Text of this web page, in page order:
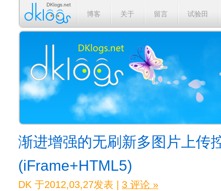
博客 关于 留言 试验田
渐进增强的无刷新多图片上传
(iFrame+HTML5)
DK 于2012,03,27发表 | 3 评论 »